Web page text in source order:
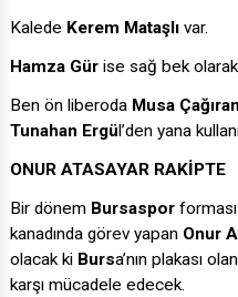
Kalede Kerem Mataşlı var.
Hamza Gür ise sağ bek
Ben ön liberoda Musa Çağıran
Tunahan Ergü l’den yana
ONUR ATASAYAR RAKİPTE
Bir dönem Bursaspor
kanadında görev yapan Onur
olacak ki Bursa’nın plakası olan
karşı mücadele edecek.